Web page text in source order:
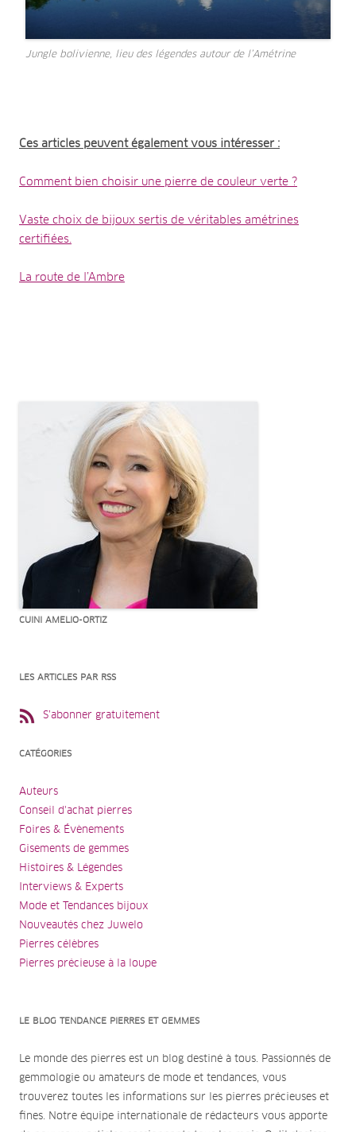
Jungle bolivienne, lieu des légendes autour de l’Amétrine
Ces articles peuvent également vous intéresser :
Comment bien choisir une pierre de couleur verte ?
Vaste choix de bijoux sertis de véritables amétrines
certifiées.
La route de l’Ambre
CUINI AMELIO-ORTIZ
LES ARTICLES PAR RSS
S’abonner gratuitement
CATÉGORIES
Auteurs
Conseil d'achat pierres
Foires & Évènements
Gisements de gemmes
Histoires & Légendes
Interviews & Experts
Mode et Tendances bijoux
Nouveautés chez Juwelo
Pierres célèbres
Pierres précieuse à la loupe
LE BLOG TENDANCE PIERRES ET GEMMES
Le monde des pierres est un blog destiné à tous. Passionnés de
gemmologie ou amateurs de mode et tendances, vous
trouverez toutes les informations sur les pierres précieuses et
fines. Notre équipe internationale de rédacteurs vous apporte